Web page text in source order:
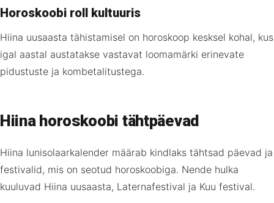
Horoskoobi roll kultuuris
Hiina uusaasta tähistamisel on horoskoop kesksel kohal, kus
igal aastal austatakse vastavat loomamärki erinevate
pidustuste ja kombetalitustega.
Hiina horoskoobi tähtpäevad
Hiina lunisolaarkalender määrab kindlaks tähtsad päevad ja
festivalid, mis on seotud horoskoobiga. Nende hulka
kuuluvad Hiina uusaasta, Laternafestival ja Kuu festival.